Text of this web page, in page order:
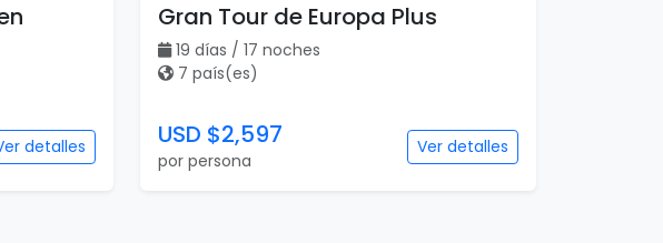
detalles
Gran Tour de Europa Plus
19 días / 17 noches
7 país(es)
USD $2,597
por persona
Ver detalles